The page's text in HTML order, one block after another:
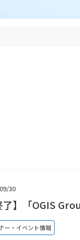
理由
30
了】「OGIS
ー・イベント情報